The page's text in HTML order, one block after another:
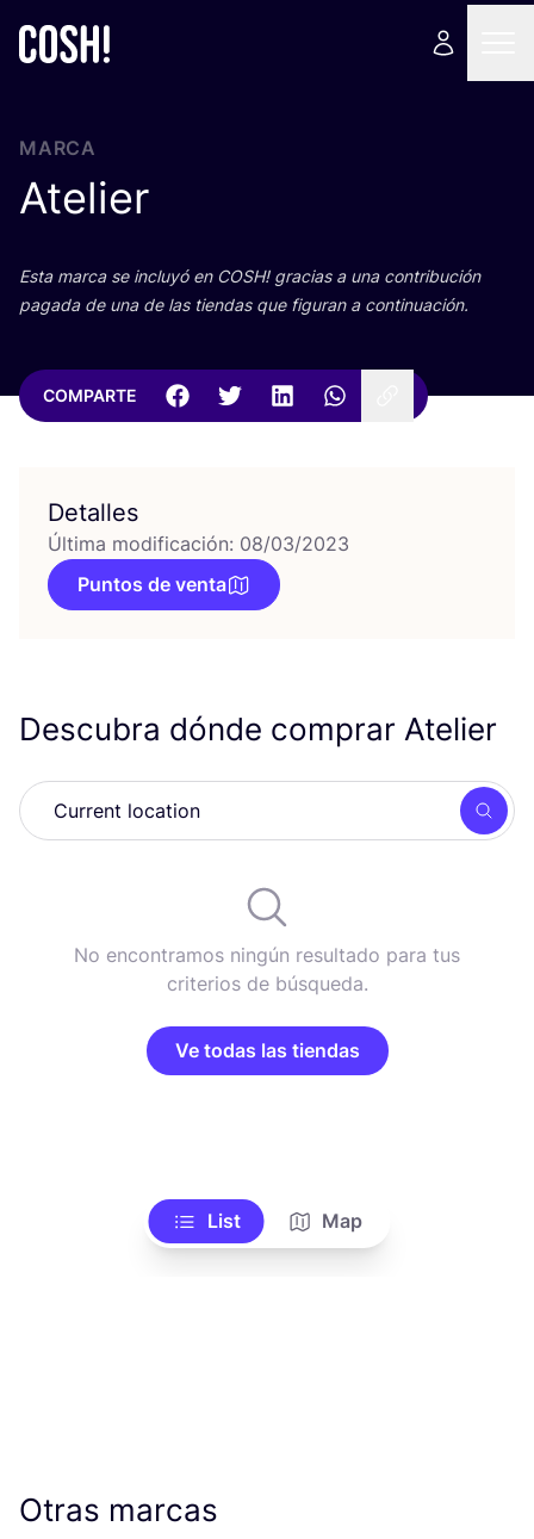
MARCA
Atelier
Esta mar­ca se inclu­yó en COSH! gra­cias a una con­tri­bu­ción
paga­da de una de las tien­das que figu­ran a continuación.
COMPARTE
Detalles
Última modificación: 08/03/2023
Puntos de venta
Descubra dónde comprar Atelier
No encontramos ningún resultado para tus
criterios de búsqueda.
Ve todas las tiendas
List Map
Otras marcas